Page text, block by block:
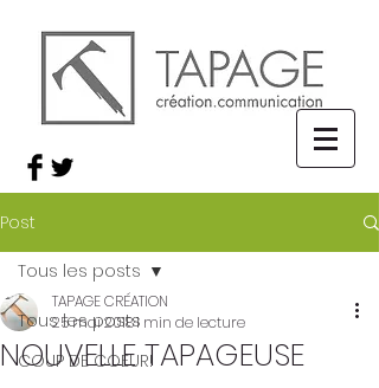
Post
Tous les posts
COUP DE COEUR!
Tous les posts
NOUVELLE TAPAGEUSE
TAPAGE CRÉATION
25 mai 20181 min de lecture